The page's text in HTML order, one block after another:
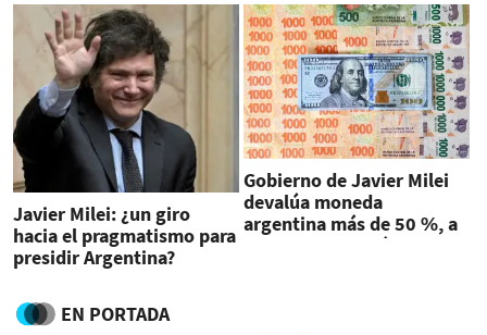
Javier Milei: ¿un giro
hacia el pragmatismo para
presidir Argentina?
Gobierno de Javier Milei
devalúa moneda
argentina más de 50 %, a
800 pesos por dólar
EN PORTADA